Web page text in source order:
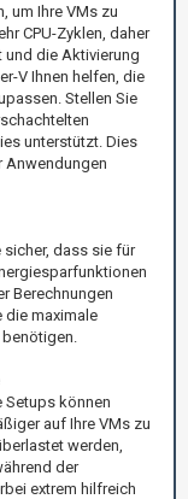
um Ihre VMs zu
CPU-Zyklen, daher
die Aktivierung
V Ihnen helfen, die
Stellen Sie
unterstützt. Dies
Anwendungen
sicher, dass sie für
Berechnungen
die maximale
Setups können
auf Ihre VMs zu
werden,
der
extrem hilfreich